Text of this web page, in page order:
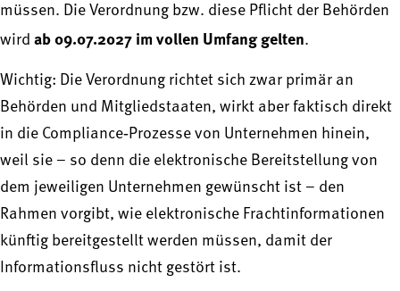
müssen. Die Verordnung bzw. diese Pflicht der Behörden
wird ab 09.07.2027 im vollen Umfang gelten.
Wichtig: Die Verordnung richtet sich zwar primär an
Behörden und Mitgliedstaaten, wirkt aber faktisch direkt
in die Compliance‑Prozesse von Unternehmen hinein,
weil sie – so denn die elektronische Bereitstellung von
dem jeweiligen Unternehmen gewünscht ist – den
Rahmen vorgibt, wie elektronische Frachtinformationen
künftig bereitgestellt werden müssen, damit der
Informationsfluss nicht gestört ist.